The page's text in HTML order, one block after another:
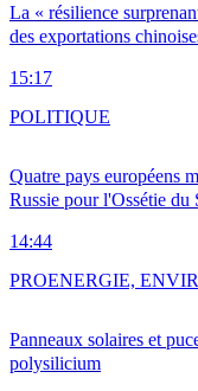
La « résilience
des exportations
15:17
Quatre pays européens
Russie pour l'Ossétie du
14:44
POLITIQUE
Panneaux solaires et
polysilicium
PROENERGIE,